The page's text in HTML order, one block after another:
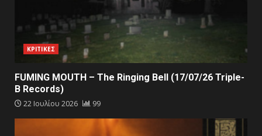
ΚΡΙΤΙΚΕΣ
FUMING MOUTH – The Ringing Bell (17/07/26 Triple-
B Records)
22 Ιουλίου 2026 99